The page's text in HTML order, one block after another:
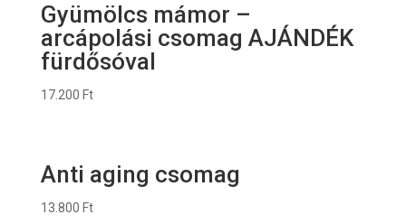
Gyümölcs mámor –
arcápolási csomag AJÁNDÉK
fürdősóval
17.200 Ft
Anti aging csomag
13.800 Ft